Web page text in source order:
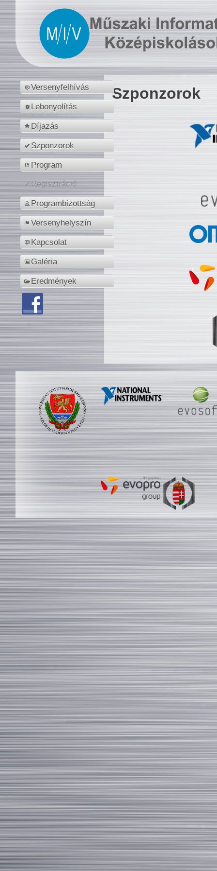
Versenyfelhívás
Lebonyolítás
Díjazás
Szponzorok
Program
Regisztráció
Programbizottság
Versenyhelyszín
Kapcsolat
Galéria
Eredmények
Szponzorok